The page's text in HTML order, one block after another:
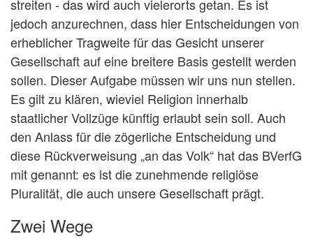
streiten - das wird auch vielerorts getan. Es ist
jedoch anzurechnen, dass hier Entscheidungen von
erheblicher Tragweite für das Gesicht unserer
Gesellschaft auf eine breitere Basis gestellt werden
sollen. Dieser Aufgabe müssen wir uns nun stellen.
Es gilt zu klären, wieviel Religion innerhalb
staatlicher Vollzüge künftig erlaubt sein soll. Auch
den Anlass für die zögerliche Entscheidung und
diese Rückverweisung „an das Volk“ hat das BVerfG
mit genannt: es ist die zunehmende religiöse
Pluralität, die auch unsere Gesellschaft prägt.
Zwei Wege